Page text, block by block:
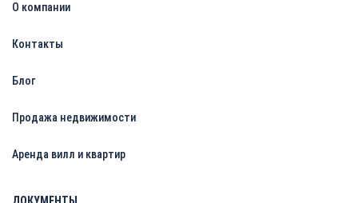
О компании
Контакты
Блог
Продажа недвижимости
Аренда вилл и квартир